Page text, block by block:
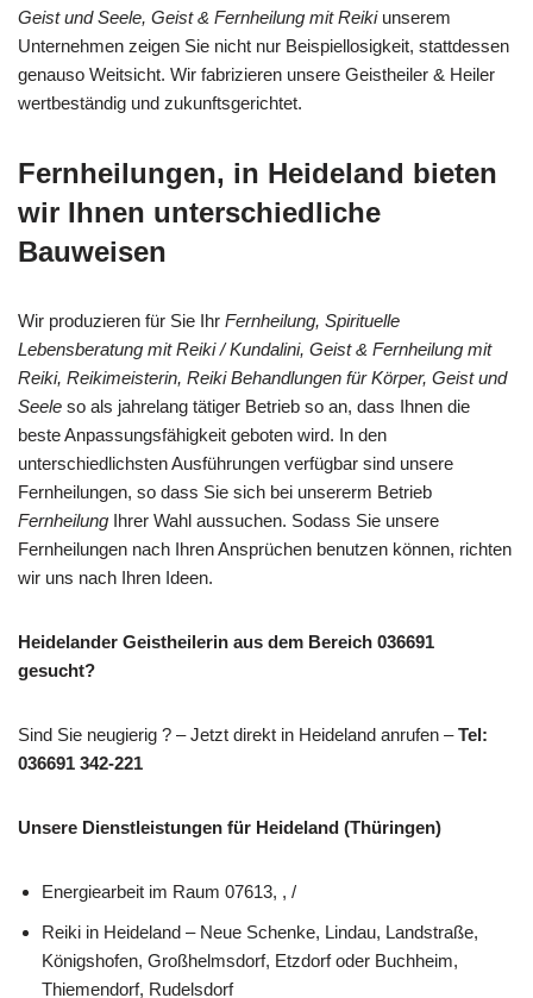
Geist und Seele, Geist & Fernheilung mit Reikiunserem
Unternehmen zeigen Sie nicht nur Beispiellosigkeit, stattdessen
genauso Weitsicht. Wir fabrizieren unsere Geistheiler & Heiler
wertbeständig und zukunftsgerichtet.
Fernheilungen, in Heideland bieten
wir Ihnen unterschiedliche
Bauweisen
Wir produzieren für Sie Ihr Fernheilung, Spirituelle
Lebensberatung mit Reiki / Kundalini, Geist & Fernheilung mit
Reiki, Reikimeisterin, Reiki Behandlungen für Körper, Geist und
Seele so als jahrelang tätiger Betrieb so an, dass Ihnen die
beste Anpassungsfähigkeit geboten wird. In den
unterschiedlichsten Ausführungen verfügbar sind unsere
Fernheilungen, so dass Sie sich bei unsererm Betrieb
Fernheilung Ihrer Wahl aussuchen. Sodass Sie unsere
Fernheilungen nach Ihren Ansprüchen benutzen können, richten
wir uns nach Ihren Ideen.
Heidelander Geistheilerin aus dem Bereich 036691
gesucht?
Sind Sie neugierig ? – Jetzt direkt in Heideland anrufen –Tel:
036691 342-221
Unsere Dienstleistungen für Heideland (Thüringen)
Energiearbeit im Raum 07613, , /
Reiki in Heideland – Neue Schenke, Lindau, Landstraße,
Königshofen, Großhelmsdorf, Etzdorf oder Buchheim,
Thiemendorf, Rudelsdorf